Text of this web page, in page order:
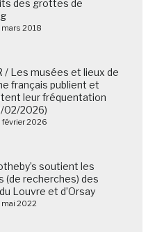
des grottes de
2018
/ Les musées et lieux de
français publient et
leur fréquentation
02/2026)
février 2026
soutient les
(de recherches) des
Louvre et d’Orsay
mai 2022